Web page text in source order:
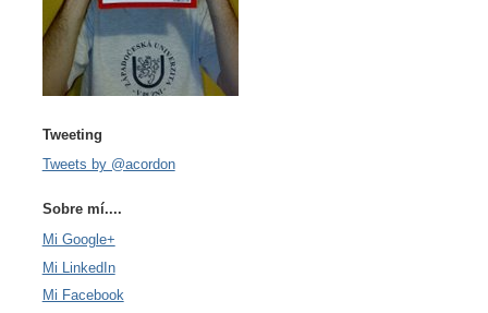
Tweeting
Tweets by @acordon
Sobre mí....
Mi Google+
Mi LinkedIn
Mi Facebook